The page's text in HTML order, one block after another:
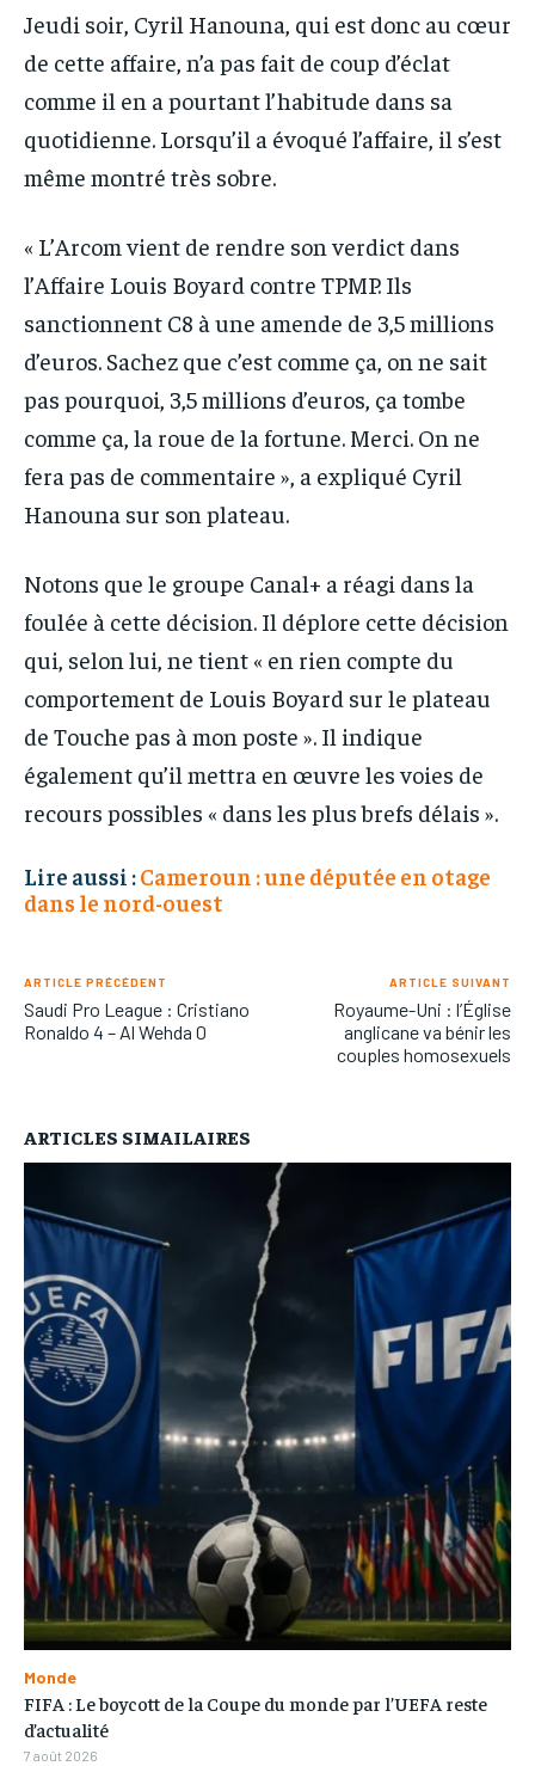
Jeudi soir, Cyril Hanouna, qui est donc au cœur
de cette affaire, n’a pas fait de coup d’éclat
comme il en a pourtant l’habitude dans sa
quotidienne. Lorsqu’il a évoqué l’affaire, il s’est
même montré très sobre.
« L’Arcom vient de rendre son verdict dans
l’Affaire Louis Boyard contre TPMP. Ils
sanctionnent C8 à une amende de 3,5 millions
d’euros. Sachez que c’est comme ça, on ne sait
pas pourquoi, 3,5 millions d’euros, ça tombe
comme ça, la roue de la fortune. Merci. On ne
fera pas de commentaire », a expliqué Cyril
Hanouna sur son plateau.
Notons que le groupe Canal+ a réagi dans la
foulée à cette décision. Il déplore cette décision
qui, selon lui, ne tient « en rien compte du
comportement de Louis Boyard sur le plateau
de Touche pas à mon poste ». Il indique
également qu’il mettra en œuvre les voies de
recours possibles « dans les plus brefs délais ».
Lire aussi :Cameroun : une députée en otage
dans le nord-ouest
ARTICLE PRÉCÉDENT
Saudi Pro League : Cristiano
Ronaldo 4 – Al Wehda 0
ARTICLE SUIVANT
Royaume-Uni : l’Église
anglicane va bénir les
couples homosexuels
ARTICLES SIMAILAIRES
Monde
FIFA : Le boycott de la Coupe du monde par l’UEFA reste
d’actualité
7 août 2026